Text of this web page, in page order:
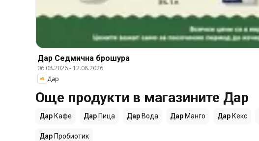
Дар Cедмична брошура
06.08.2026- 12.08.2026
Дар
Още продукти в магазините Дар
Дар Кафе Дар Пица Дар Вода Дар Манго Дар Кекс
Дар Пробиотик